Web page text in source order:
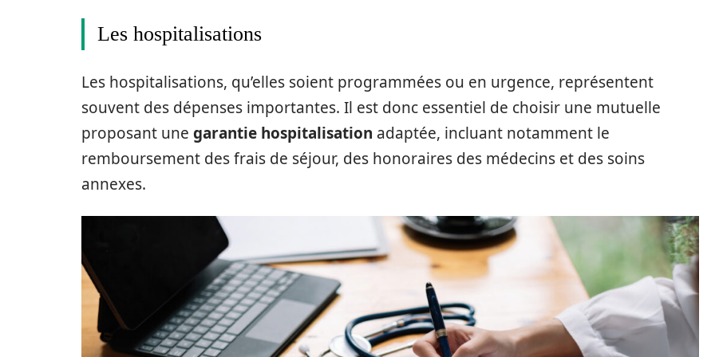
Les hospitalisations
Les hospitalisations, qu’elles soient programmées ou en urgence, représentent
souvent des dépenses importantes. Il est donc essentiel de choisir une mutuelle
proposant une garantie hospitalisation adaptée, incluant notamment le
remboursement des frais de séjour, des honoraires des médecins et des soins
annexes.